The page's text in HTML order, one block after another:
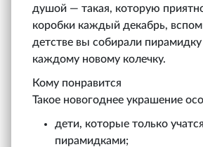
душой — такая, которую
коробки каждый декабрь,
детстве вы собирали
каждому новому колечку.
Кому понравится
Такое новогоднее украшение
дети, которые только
пирамидками;